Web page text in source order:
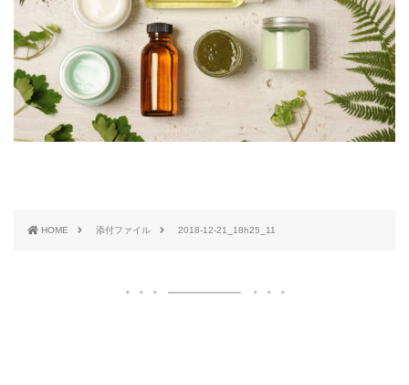
HOME 添付ファイル 2018-12-21_18h25_11